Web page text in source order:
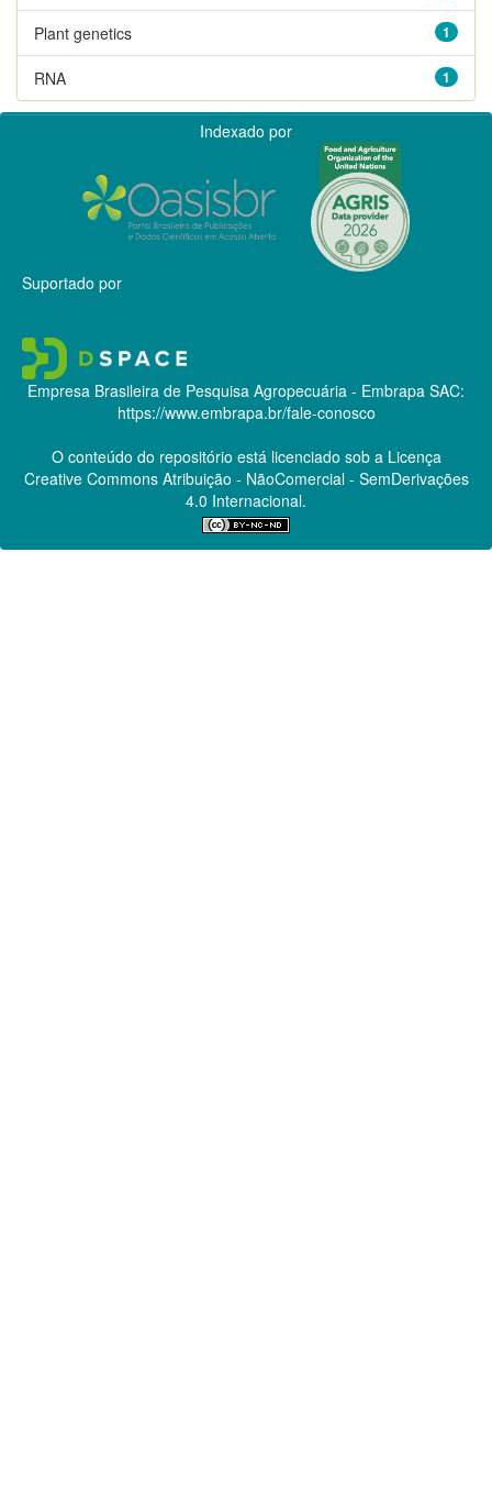
1
Plant genetics
1
RNA
Indexado por
Suportado por
Empresa Brasileira de Pesquisa Agropecuária - Embrapa SAC:
https://www.embrapa.br/fale-conosco
O conteúdo do repositório está licenciado sob a Licença
Creative CommonsAtribuição - NãoComercial - SemDerivações
4.0 Internacional.